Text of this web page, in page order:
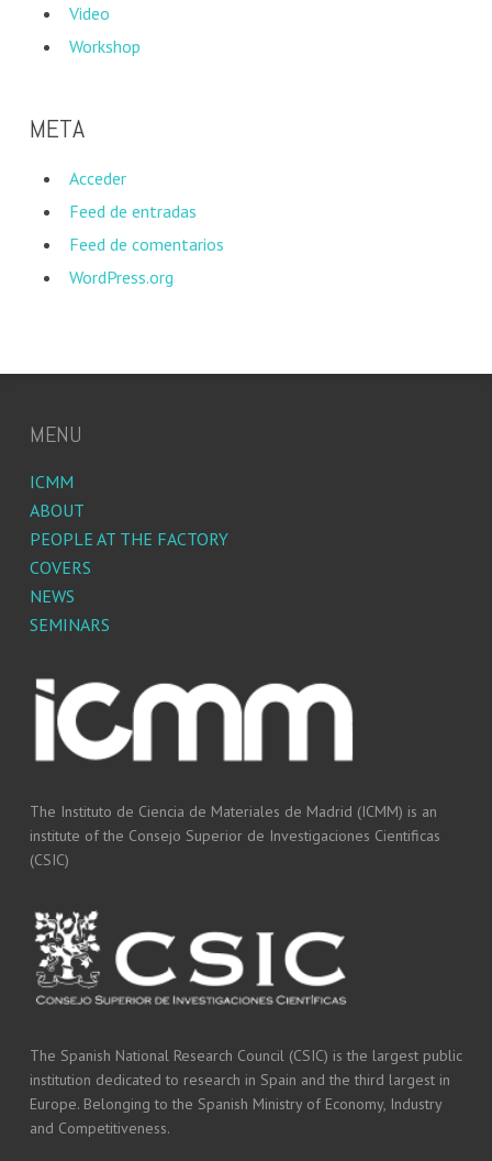
Video
Workshop
META
Acceder
Feed de entradas
Feed de comentarios
WordPress.org
MENU
ICMM
ABOUT
PEOPLE AT THE FACTORY
COVERS
NEWS
SEMINARS
The Instituto de Ciencia de Materiales de Madrid (ICMM) is an
institute of the Consejo Superior de Investigaciones Cientificas
(CSIC)
The Spanish National Research Council (CSIC) is the largest public
institution dedicated to research in Spain and the third largest in
Europe. Belonging to the Spanish Ministry of Economy, Industry
and Competitiveness.